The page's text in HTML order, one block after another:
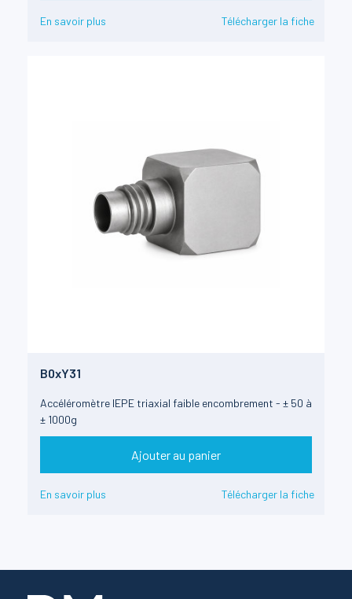
En savoir plus Télécharger la fiche
B0xY31
Accéléromètre IEPE triaxial faible encombrement - ± 50 à
± 1000g
Ajouter au panier
En savoir plus Télécharger la fiche